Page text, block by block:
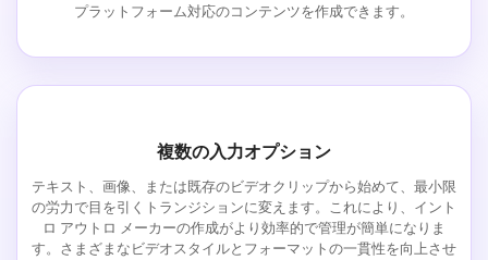
プラットフォーム対応のコンテンツを作成できます。
複数の入力オプション
テキスト、画像、または既存のビデオクリップから始めて、最小限
の労力で目を引くトランジションに変えます。これにより、イント
ロ アウトロ メーカーの作成がより効率的で管理が簡単になりま
す。さまざまなビデオスタイルとフォーマットの一貫性を向上させ